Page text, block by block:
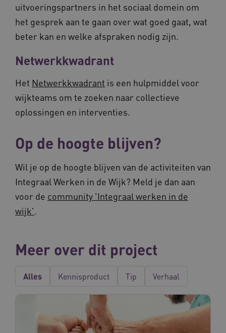
uitvoeringspartners in het sociaal domein om
het gesprek aan te gaan over wat goed gaat, wat
beter kan en welke afspraken nodig zijn.
Netwerkkwadrant
Het Netwerkkwadrant is een hulpmiddel voor
wijkteams om te zoeken naar collectieve
oplossingen en interventies.
Op de hoogte blijven?
Wil je op de hoogte blijven van de activiteiten van
Integraal Werken in de Wijk? Meld je dan aan
voor de community 'Integraal werken in de
wijk'.
Meer over dit project
Alles Kennisproduct Tip Verhaal
BCSessionID vilans.blueconic.net
ARRAffinity
Microsoft
www.vilans.nl
4 weken